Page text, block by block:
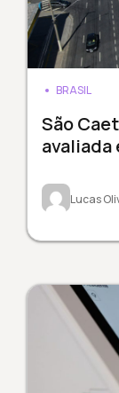
BRASIL
São
avaliada
Lucas